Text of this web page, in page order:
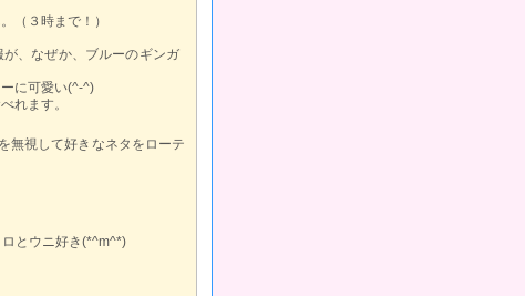
（３時まで！）
、なぜか、ブルーのギンガ
に可愛い(^-^)
れます。
無視して好きなネタをローテ
とウニ好き(*^m^*)